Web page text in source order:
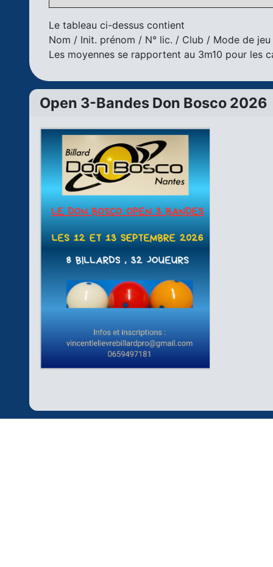
Open 3-Bandes Don Bosco 2026
Le tableau ci-dessus contient
Nom / Init. prénom / N° lic. / Club / Mode de
Les moyennes se rapportent au 3m10 pour les